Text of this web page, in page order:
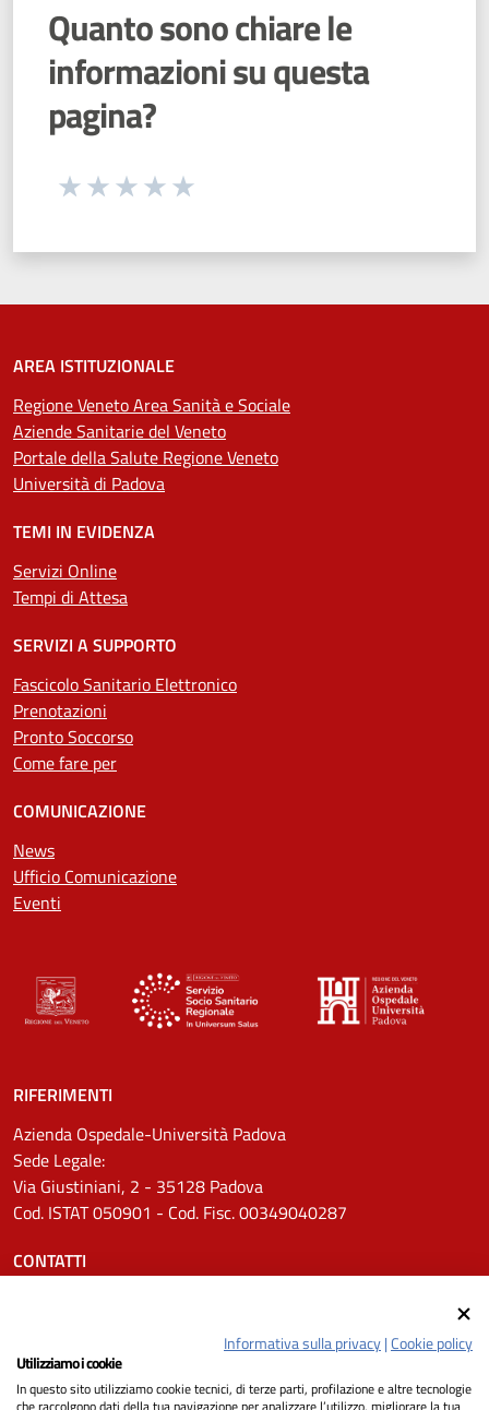
Quanto sono chiare le
informazioni su questa
pagina?
Seleziona una valutazione da 1 a 5 stelle
AREA ISTITUZIONALE
Regione Veneto Area Sanità e Sociale
Aziende Sanitarie del Veneto
Portale della Salute Regione Veneto
Università di Padova
TEMI IN EVIDENZA
Servizi Online
Tempi di Attesa
SERVIZI A SUPPORTO
Fascicolo Sanitario Elettronico
Prenotazioni
Pronto Soccorso
Come fare per
COMUNICAZIONE
News
Ufficio Comunicazione
Eventi
RIFERIMENTI
Azienda Ospedale-Università Padova
Sede Legale:
Via Giustiniani, 2 - 35128 Padova
Cod. ISTAT 050901 - Cod. Fisc. 00349040287
CONTATTI
Pec: protocollo.aopd@pecveneto.it
SEGUICI SU
Informativa sulla privacy|Cookie policy
Utilizziamo i cookie
In questo sito utilizziamo cookie tecnici, di terze parti, profilazione e altre tecnologie